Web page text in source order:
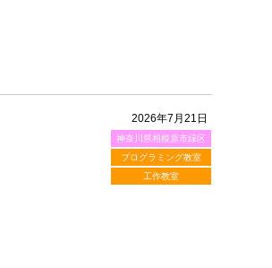
2026年7月21日
神奈川県相模原市緑区
プログラミング教室
工作教室